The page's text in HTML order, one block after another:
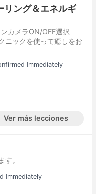
リング＆エネルギ
カメラON/OFF選択
ニックを使って癒しをお
Immediately
Ver más lecciones
す。
Immediately